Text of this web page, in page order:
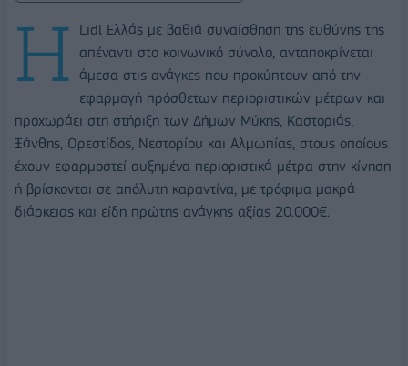
Η
Lidl Eλλάς με βαθιά συναίσθηση της ευθύνης της
απέναντι στο κοινωνικό σύνολο, ανταποκρίνεται
άμεσα στις ανάγκες που προκύπτουν από την
εφαρμογή πρόσθετων περιοριστικών μέτρων και
προχωράει στη στήριξη των Δήμων Μύκης, Καστοριάς,
Ξάνθης, Ορεστίδος, Νεστορίου και Αλμωπίας, στους οποίους
έχουν εφαρμοστεί αυξημένα περιοριστικά μέτρα στην κίνηση
ή βρίσκονται σε απόλυτη καραντίνα, με τρόφιμα μακρά
διάρκειας και είδη πρώτης ανάγκης αξίας 20.000€.